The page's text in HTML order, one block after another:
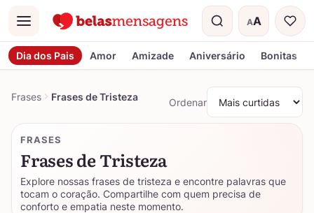
Menu AA
Tamanho do
Dia dos Pais Amor Amizade Aniversário Bonitas
Frases Frases de Tristeza Ordenar
FRASES
Frases de Tristeza
Explore nossas frases de tristeza e encontre palavras que
tocam o coração. Compartilhe com quem precisa de
conforto e empatia neste momento.